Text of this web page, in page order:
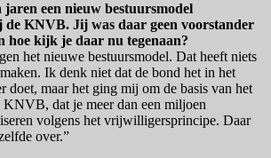
jaren een nieuw bestuursmodel
de KNVB. Jij was daar geen voorstander
hoe kijk je daar nu tegenaan?
het nieuwe bestuursmodel. Dat heeft niets
Ik denk niet dat de bond het in het
doet, maar het ging mij om de basis van het
KNVB, dat je meer dan een miljoen
volgens het vrijwilligersprincipe. Daar
over.”